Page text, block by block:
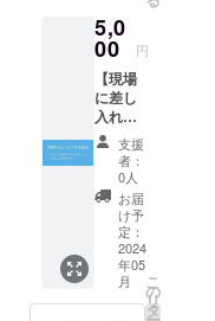
で送信
・本リ
ターン
の内容
を無断
で転
載・公
開する
ことは
禁止で
す。
☆メイ
キング
写真 ☆
メイキ
ング映
像 ☆脚
本PDF
☆エン
ドロー
ルにお
名前掲
（ニッ
クネー
ム可）
〜「監
5,0
00 円
【現場
に差し
入れで
きる権
利】 1
支援に
つき5名
分の
ケータ
リング
を発注
させて
いただ
支援
者：
0人
お届
け予
定：
2024
年05
月
こ
の
リ
タ